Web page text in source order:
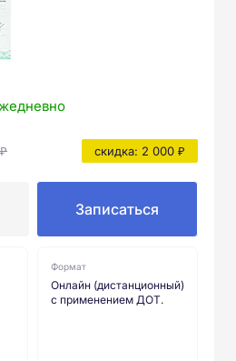
скидка: 2 000 ₽
Записаться
Формат
Онлайн (дистанционный)
с применением ДОТ.